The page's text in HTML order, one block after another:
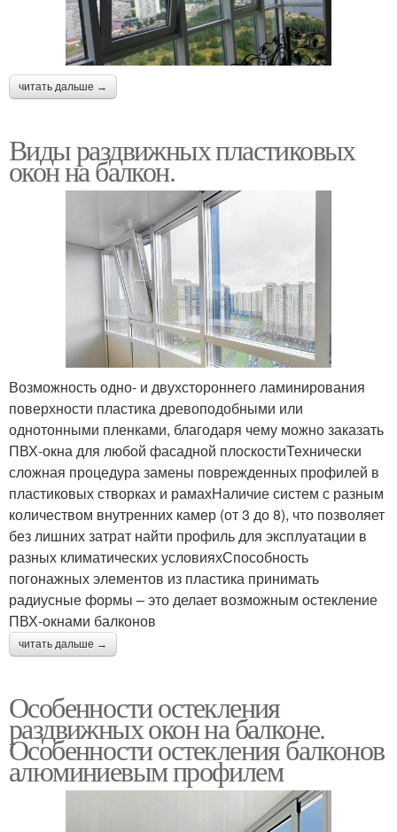
читать дальше →
Виды раздвижных пластиковых
окон на балкон.
Возможность одно- и двухстороннего ламинирования
поверхности пластика древоподобными или
однотонными пленками, благодаря чему можно заказать
ПВХ-окна для любой фасадной плоскостиТехнически
сложная процедура замены поврежденных профилей в
пластиковых створках и рамахНаличие систем с разным
количеством внутренних камер (от 3 до 8), что позволяет
без лишних затрат найти профиль для эксплуатации в
разных климатических условияхСпособность
погонажных элементов из пластика принимать
радиусные формы – это делает возможным остекление
ПВХ-окнами балконов
читать дальше →
Особенности остекления
раздвижных окон на балконе.
Особенности остекления балконов
алюминиевым профилем